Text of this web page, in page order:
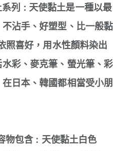
列 : 天使黏土是一種以最
沾手、好塑型、比一般黏
照喜好，用水性顏料染出
彩、麥克筆、螢光筆、彩
日本、韓國都相當受小朋
物包含 : 天使黏土白色